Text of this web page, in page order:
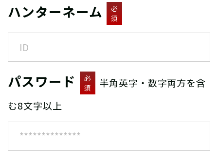
ハンターネーム
必
須
パスワード
必
須
半角英字・数字両方を含
む8文字以上